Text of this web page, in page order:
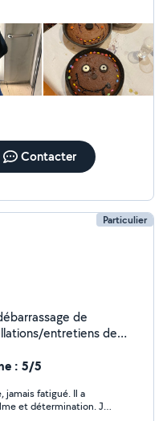
Contacter
Particulier
de
entretiens de
: 5/5
jamais fatigué. Il a
et détermination. Je